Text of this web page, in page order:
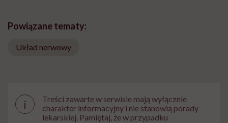
Powiązane tematy:
Układ nerwowy
i
Treści zawarte w serwisie mają wyłącznie
charakter informacyjny i nie stanowią porady
lekarskiej. Pamiętaj, że w przypadku